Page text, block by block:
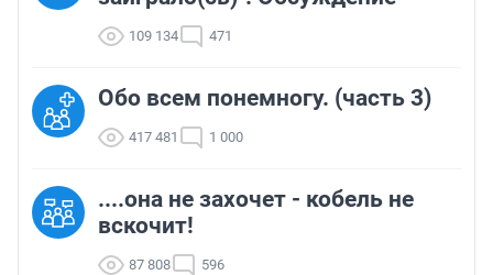
109 134 471
Обо всем понемногу. (часть 3)
417 481 1 000
....она не захочет - кобель не
вскочит!
87 808 596